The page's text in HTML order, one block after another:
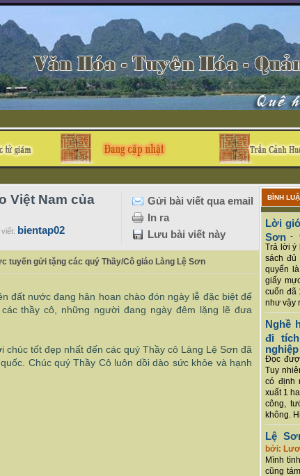
Gửi bài viết qua email
In ra
Lưu bài viết này
Việt Nam của
bientap02
tuyến gửi tặng các quý Thầy/Cô giáo Làng Lệ Sơn
đất nước đang hân hoan chào đón ngày lễ đặc biệt để
thầy cô, những người đang ngày đêm lặng lẽ đưa
tốt đẹp nhất đến các quý Thầy cô Làng Lệ Sơn đã
Chúc quý Thầy Cô luôn dồi dào sức khỏe và hạnh
BÌNH
Lời
Sơn -
Trả lời ý
sách đủ
quyển
giấy
cuốn đã
như vậy
Nghề
đi
Đọc
Tuy
có định
xuất 1
công,
không.
Lệ
bởi:
Mình
cũng